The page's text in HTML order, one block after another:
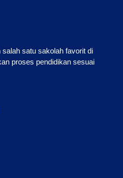
satu sakolah favorit di
proses pendidikan sesuai